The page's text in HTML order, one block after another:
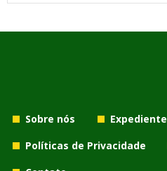
Sobre nós
Expediente
Políticas de Privacidade